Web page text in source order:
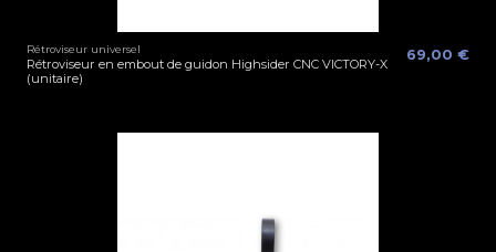
Rétroviseur universel
Rétroviseur en embout de guidon Highsider CNC VICTORY-X
(unitaire)
69,00 €